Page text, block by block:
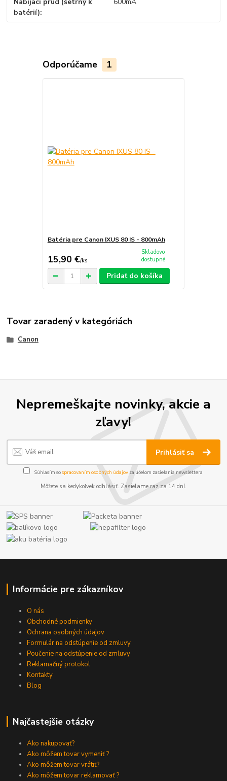
batérií)
Odporúčame 1
Batéria pre Canon IXUS 80 IS - 800mAh
15,90 €/ks
Skladovo
dostupné
Pridať do košíka
Tovar zaradený v kategóriách
Canon
Nepremeškajte novinky, akcie a
zľavy!
Prihlásiť sa
Súhlasím sospracovaním osobných údajov za účelom zasielania newslettera.
Môžete sa kedykoľvek odhlásiť. Zasielame raz za 14 dní.
Informácie pre zákazníkov
O nás
Obchodné podmienky
Ochrana osobných údajov
Formulár na odstúpenie od zmluvy
Poučenie na odstúpenie od zmluvy
Reklamačný protokol
Kontakty
Blog
Najčastejšie otázky
Ako nakupovať?
Ako môžem tovar vymeniť ?
Ako môžem tovar vrátiť?
Ako môžem tovar reklamovať ?